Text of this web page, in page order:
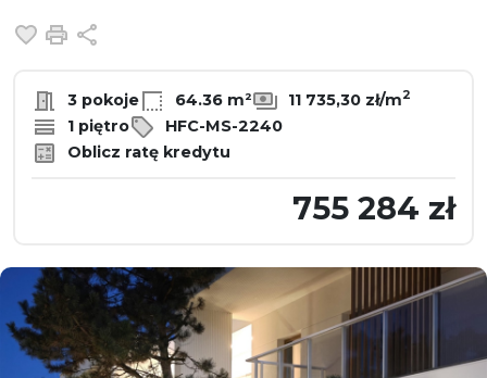
Dodaj do ulubionych
Drukuj
3 pokoje 64.36 m² 11 735,30 zł/m2
1 piętro
HFC-MS-2240
Oblicz ratę kredytu
755 284 zł